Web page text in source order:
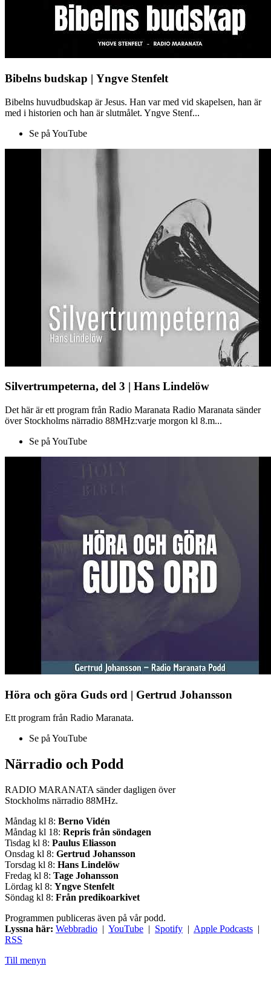
Bibelns budskap | Yngve Stenfelt
Bibelns huvudbudskap är Jesus. Han var med vid skapelsen, han är
med i historien och han är slutmålet. Yngve Stenf...
Se på YouTube
Silvertrumpeterna, del 3 | Hans Lindelöw
Det här är ett program från Radio Maranata Radio Maranata sänder
över Stockholms närradio 88MHz:varje morgon kl 8.m...
Se på YouTube
Höra och göra Guds ord | Gertrud Johansson
Ett program från Radio Maranata.
Se på YouTube
Närradio och Podd
RADIO MARANATA sänder dagligen över
Stockholms närradio 88MHz.
Måndag kl 8: Berno Vidén
Måndag kl 18: Repris från söndagen
Tisdag kl 8: Paulus Eliasson
Onsdag kl 8: Gertrud Johansson
Torsdag kl 8: Hans Lindelöw
Fredag kl 8: Tage Johansson
Lördag kl 8: Yngve Stenfelt
Söndag kl 8: Från predikoarkivet
Programmen publiceras även på vår podd.
Lyssna här: Webbradio | YouTube | Spotify | Apple Podcasts |
RSS
Till menyn